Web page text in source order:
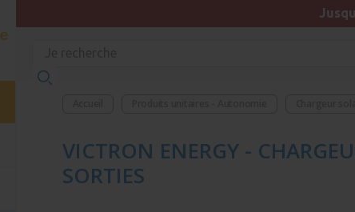
VICTRON ENERGY -
SORTIES